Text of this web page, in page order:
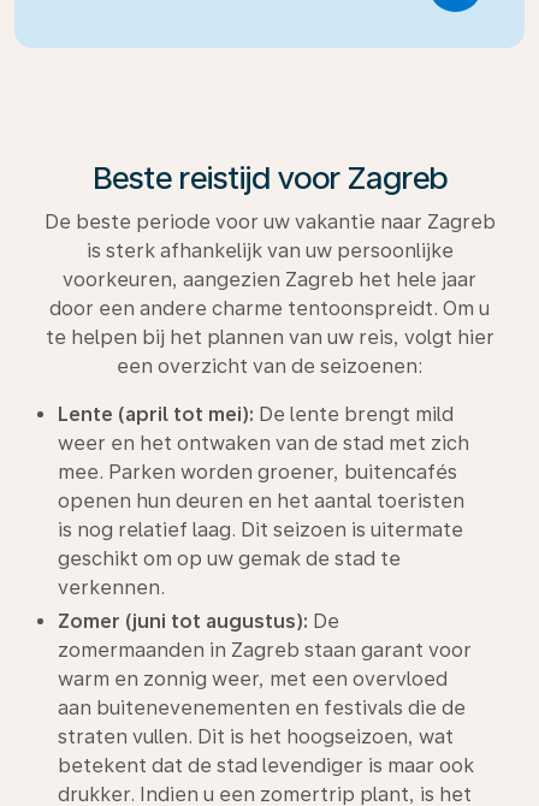
Beste reistijd voor Zagreb
De beste periode voor uw vakantie naar Zagreb
is sterk afhankelijk van uw persoonlijke
voorkeuren, aangezien Zagreb het hele jaar
door een andere charme tentoonspreidt. Om u
te helpen bij het plannen van uw reis, volgt hier
een overzicht van de seizoenen:
Lente (april tot mei): De lente brengt mild
weer en het ontwaken van de stad met zich
mee. Parken worden groener, buitencafés
openen hun deuren en het aantal toeristen
is nog relatief laag. Dit seizoen is uitermate
geschikt om op uw gemak de stad te
verkennen.
Zomer (juni tot augustus): De
zomermaanden in Zagreb staan garant voor
warm en zonnig weer, met een overvloed
aan buitenevenementen en festivals die de
straten vullen. Dit is het hoogseizoen, wat
betekent dat de stad levendiger is maar ook
drukker. Indien u een zomertrip plant, is het